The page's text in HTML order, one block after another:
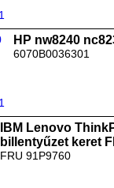
HP nw8240
6070B0036301
IBM Lenovo
billentyűzet keret
FRU 91P9760